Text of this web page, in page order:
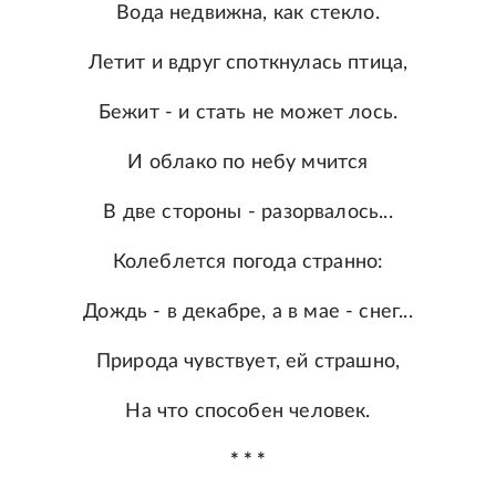
Вода недвижна, как стекло.
Летит и вдруг споткнулась птица,
Бежит - и стать не может лось.
И облако по небу мчится
В две стороны - разорвалось...
Колеблется погода странно:
Дождь - в декабре, а в мае - снег...
Природа чувствует, ей страшно,
На что способен человек.
* * *